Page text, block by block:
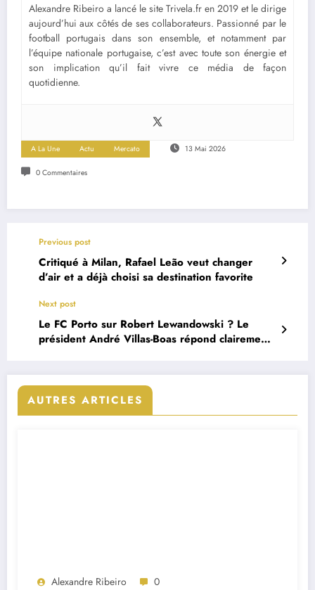
Alexandre Ribeiro a lancé le site Trivela.fr en 2019 et le dirige
aujourd’hui aux côtés de ses collaborateurs. Passionné par le
football portugais dans son ensemble, et notamment par
l’équipe nationale portugaise, c’est avec toute son énergie et
son implication qu’il fait vivre ce média de façon
quotidienne.
A La Une Actu Mercato 13 Mai 2026
0 Commentaires
Previous post
Critiqué à Milan, Rafael Leão veut changer
d’air et a déjà choisi sa destination favorite
Next post
Le FC Porto sur Robert Lewandowski ? Le
président André Villas-Boas répond clairement
AUTRES ARTICLES
Alexandre Ribeiro 0